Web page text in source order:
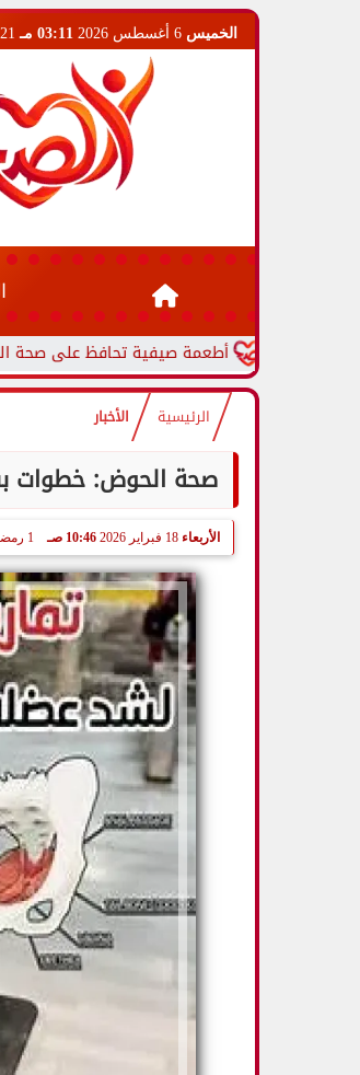
الخميس 03:11 مـ 21 صفر 1448
أطعمة صيفية تحافظ على صحة الكلى..
الرئيسية الأخبار
صحة الحوض: خطوات
الأربعاء 18 فبراير 2026 10:46 صـ 1 رمضان 1447